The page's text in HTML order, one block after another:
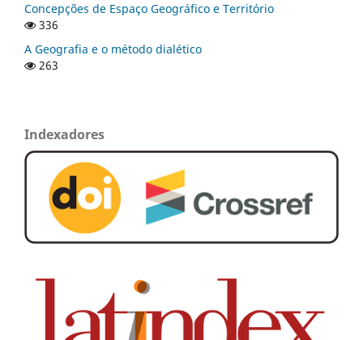
Concepções de Espaço Geográfico e Território
336
A Geografia e o método dialético
263
Indexadores